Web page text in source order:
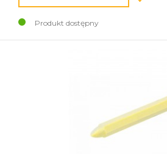
Produkt dostępny